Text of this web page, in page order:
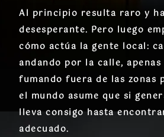
Al principio resulta raro y
desesperante. Pero luego
cómo actúa la gente local:
andando por la calle,
fumando fuera de las zonas
el mundo asume que si
lleva consigo hasta
adecuado.